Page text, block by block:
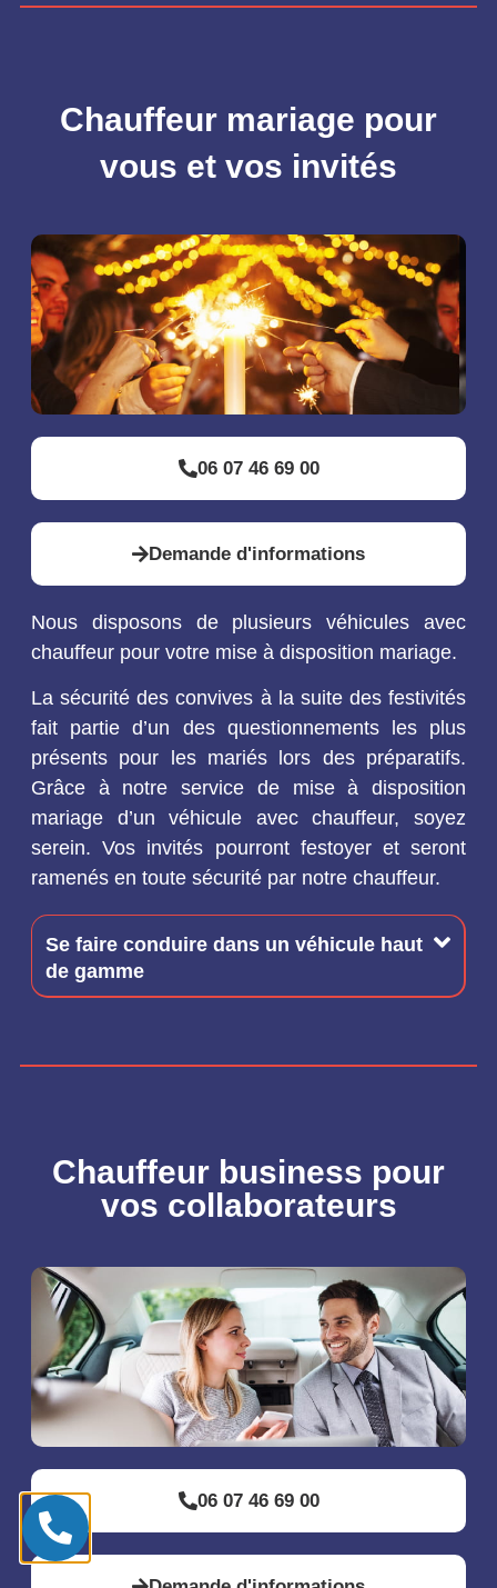
Chauffeur mariage pour
vous et vos invités
06 07 46 69 00
Demande d'informations
Nous disposons de plusieurs véhicules avec
chauffeur pour votre mise à disposition mariage.
La sécurité des convives à la suite des festivités
fait partie d’un des questionnements les plus
présents pour les mariés lors des préparatifs.
Grâce à notre service de mise à disposition
mariage d’un véhicule avec chauffeur, soyez
serein. Vos invités pourront festoyer et seront
ramenés en toute sécurité par notre chauffeur.
Se faire conduire dans un véhicule haut
de gamme
Chauffeur business pour
vos collaborateurs
06 07 46 69 00